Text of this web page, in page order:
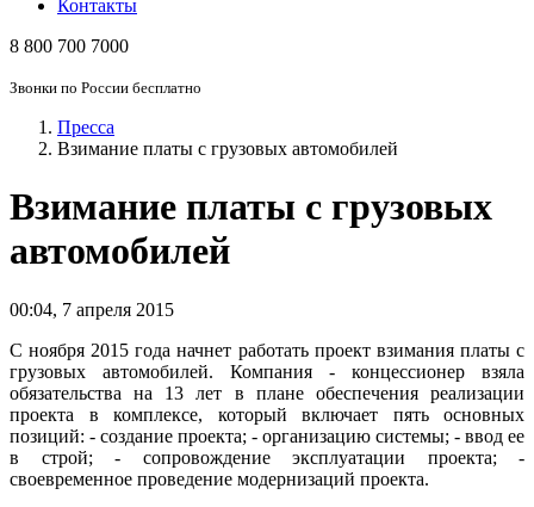
Контакты
8 800 700 7000
Звонки по России бесплатно
Пресса
Взимание платы с грузовых автомобилей
Взимание платы с грузовых
автомобилей
00:04, 7 апреля 2015
С ноября 2015 года начнет работать проект взимания платы с
грузовых автомобилей. Компания - концессионер взяла
обязательства на 13 лет в плане обеспечения реализации
проекта в комплексе, который включает пять основных
позиций: - создание проекта; - организацию системы; - ввод ее
в строй; - сопровождение эксплуатации проекта; -
своевременное проведение модернизаций проекта.